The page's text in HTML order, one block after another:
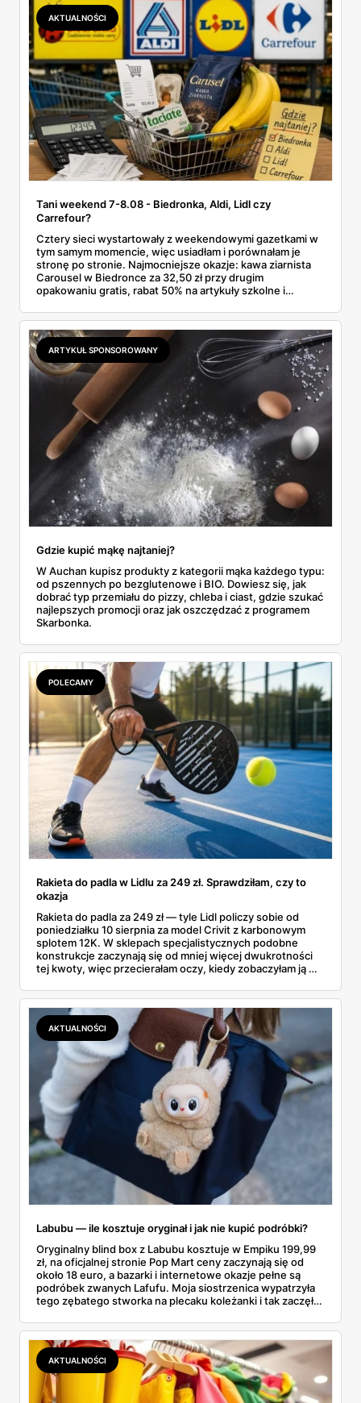
promocji dyskontu.
AKTUALNOŚCI
Tani weekend 7-8.08 - Biedronka, Aldi, Lidl czy
Carrefour?
Cztery sieci wystartowały z weekendowymi gazetkami w
tym samym momencie, więc usiadłam i porównałam je
stronę po stronie. Najmocniejsze okazje: kawa ziarnista
Carousel w Biedronce za 32,50 zł przy drugim
opakowaniu gratis, rabat 50% na artykuły szkolne i
2,99 zł za kilogram, ale wyłącznie w sobotę z aplikacją. Aldi
odpowiada masłem za 2,99 zł. Werdykt w skrócie:
najwięcej wyciśniesz z Biedronki, po świeże warzywa jedź
do Aldi.
ARTYKUŁ SPONSOROWANY
Gdzie kupić mąkę najtaniej?
W Auchan kupisz produkty z kategorii mąka każdego typu:
od pszennych po bezglutenowe i BIO. Dowiesz się, jak
dobrać typ przemiału do pizzy, chleba i ciast, gdzie szukać
najlepszych promocji oraz jak oszczędzać z programem
Skarbonka.
POLECAMY
Rakieta do padla w Lidlu za 249 zł. Sprawdziłam, czy to
okazja
Rakieta do padla za 249 zł — tyle Lidl policzy sobie od
poniedziałku 10 sierpnia za model Crivit z karbonowym
splotem 12K. W sklepach specjalistycznych podobne
konstrukcje zaczynają się od mniej więcej dwukrotności
tej kwoty, więc przecierałam oczy, kiedy zobaczyłam ją w
najszybciej rosnący sport w Polsce: kortów przybywa
lawinowo, a chętnych jeszcze szybciej. Sprawdziłam, co
dokładnie dostajemy za te pieniądze i komu taka rakieta
faktycznie wystarczy.
AKTUALNOŚCI
Labubu — ile kosztuje oryginał i jak nie kupić podróbki?
Oryginalny blind box z Labubu kosztuje w Empiku 199,99
zł, na oficjalnej stronie Pop Mart ceny zaczynają się od
około 18 euro, a bazarki i internetowe okazje pełne są
podróbek zwanych Lafufu. Moja siostrzenica wypatrzyła
tego zębatego stworka na plecaku koleżanki i tak zaczęło
kosztuje i po czym poznać, że sprzedawca nie wciska nam
podróbki. Spisałam wszystko, czego się dowiedziałam —
łącznie z jedną wpadką, o której za chwilę.
AKTUALNOŚCI